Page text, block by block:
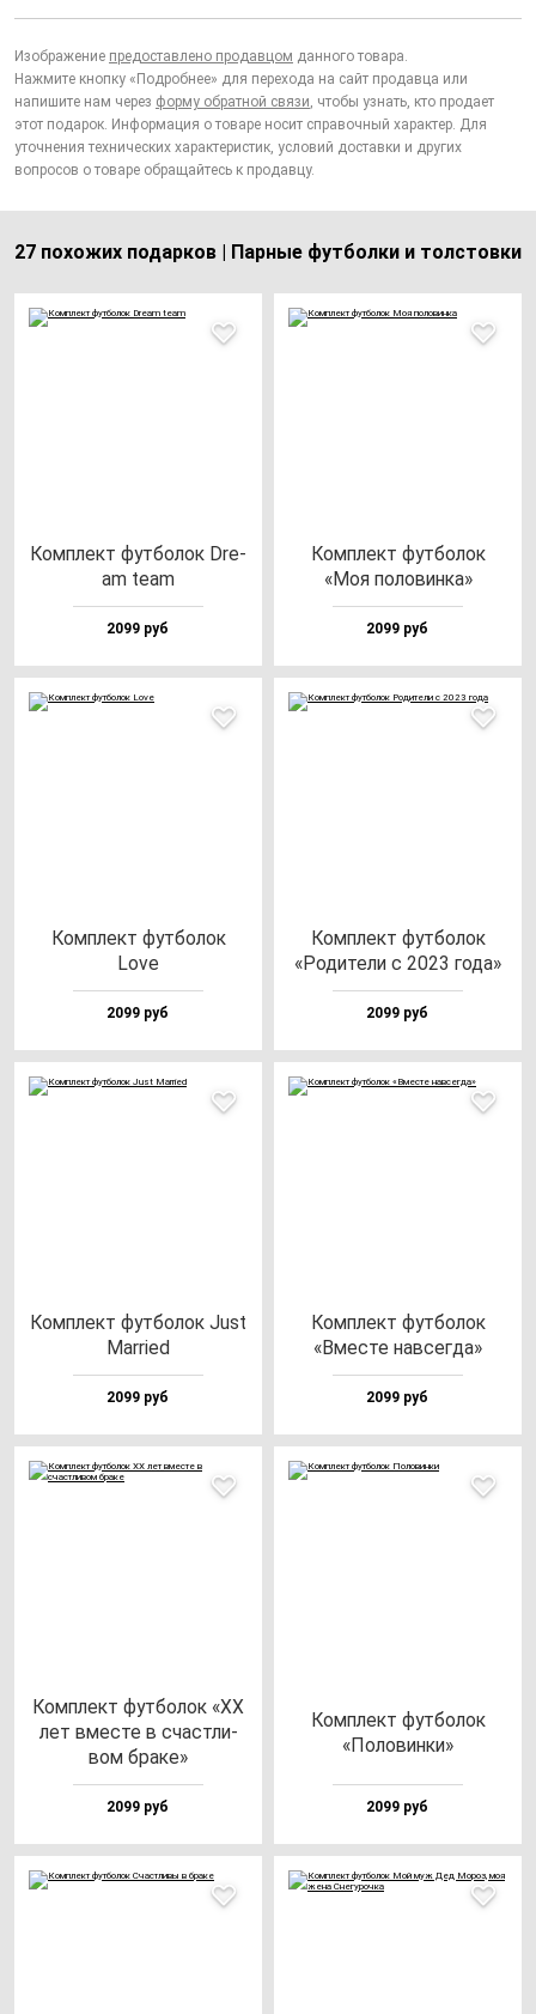
Изображение предоставлено продавцом данного товара.
Нажмите кнопку «Подробнее» для перехода на сайт продавца или
напишите нам через форму обратной связи, чтобы узнать, кто продает
этот подарок. Информация о товаре носит справочный характер. Для
уточнения технических характеристик, условий доставки и других
вопросов о товаре обращайтесь к продавцу.
27 похожих подарков | Парные футболки и толстовки
Ком­плект фут­бо­лок Dre­
am te­am
2099 руб
Ком­плект фут­бо­лок
«Моя по­ло­вин­ка»
2099 руб
Ком­плект фут­бо­лок
Love
2099 руб
Ком­плект фут­бо­лок
«Роди­те­ли с 2023 го­да»
2099 руб
Ком­плект фут­бо­лок Just
Mar­ri­ed
2099 руб
Ком­плект фут­бо­лок
«Вмес­те нав­сег­да»
2099 руб
Ком­плект фут­бо­лок «ХХ
лет вмес­те в счас­тли­
вом бра­ке»
2099 руб
Ком­плект фут­бо­лок
«Поло­вин­ки»
2099 руб